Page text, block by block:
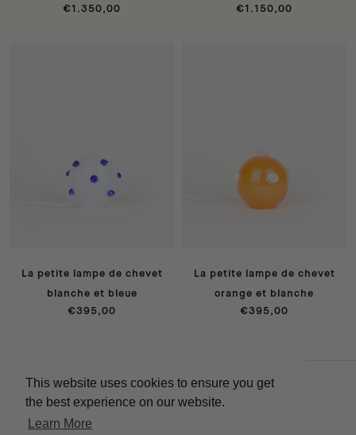
This website uses cookies to ensure you get
the best experience on our website.
Learn More
€1.350,00
€1.150,00
La petite lampe de chevet
blanche et bleue
€395,00
La petite lampe de chevet
orange et blanche
€395,00
Contact
Livraison